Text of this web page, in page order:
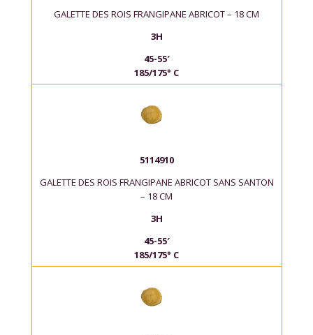
GALETTE DES ROIS FRANGIPANE ABRICOT – 18 CM
3H
45-55′
185/175° C
5114910
GALETTE DES ROIS FRANGIPANE ABRICOT SANS SANTON
– 18 CM
3H
45-55′
185/175° C